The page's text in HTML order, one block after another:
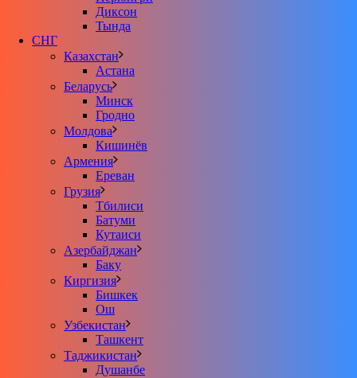
Диксон
Тында
СНГ
Казахстан
Астана
Беларусь
Минск
Гродно
Молдова
Кишинёв
Армения
Ереван
Грузия
Тбилиси
Батуми
Кутаиси
Азербайджан
Баку
Киргизия
Бишкек
Ош
Узбекистан
Ташкент
Таджикистан
Душанбе